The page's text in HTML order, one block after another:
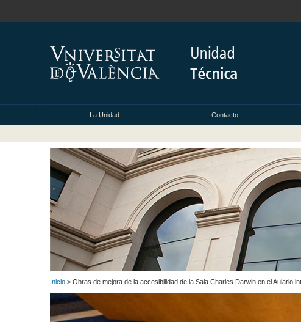
La Unidad Contacto
Inicio > Obras de mejora de la accesibilidad de la Sala Charles Darwin en el Aulario